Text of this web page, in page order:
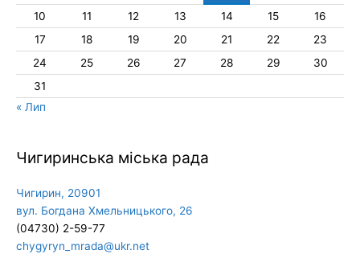
10
11 12 13 14 15
16
17
18 19 20 21 22
23
24
25 26 27 28 29
30
31
« Лип
Чигиринська міська рада
Чигирин, 20901
вул. Богдана Хмельницького, 26
(04730) 2-59-77
chygyryn_mrada@ukr.net